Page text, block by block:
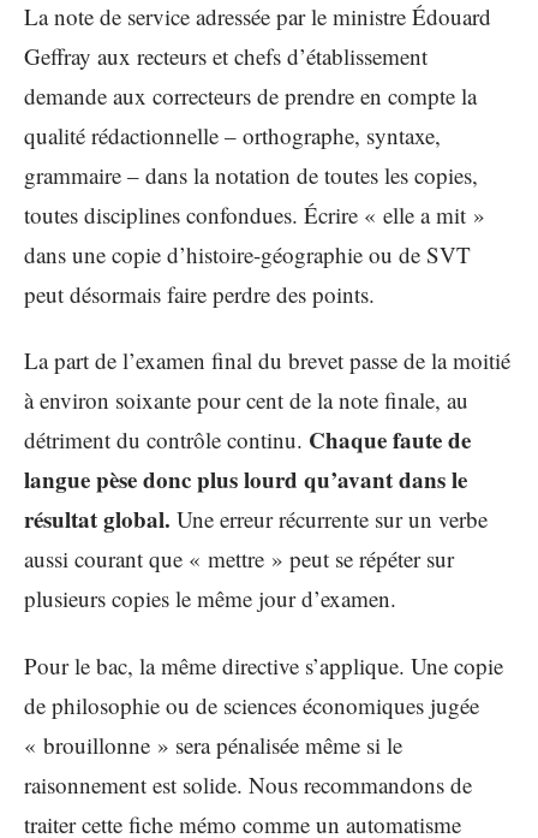
La note de service adressée par le ministre Édouard
Geffray aux recteurs et chefs d’établissement
demande aux correcteurs de prendre en compte la
qualité rédactionnelle – orthographe, syntaxe,
grammaire – dans la notation de toutes les copies,
toutes disciplines confondues. Écrire « elle a mit »
dans une copie d’histoire-géographie ou de SVT
peut désormais faire perdre des points.
La part de l’examen final du brevet passe de la moitié
à environ soixante pour cent de la note finale, au
détriment du contrôle continu. Chaque faute de
langue pèse donc plus lourd qu’avant dans le
résultat global. Une erreur récurrente sur un verbe
aussi courant que « mettre » peut se répéter sur
plusieurs copies le même jour d’examen.
Pour le bac, la même directive s’applique. Une copie
de philosophie ou de sciences économiques jugée
« brouillonne » sera pénalisée même si le
raisonnement est solide. Nous recommandons de
traiter cette fiche mémo comme un automatisme